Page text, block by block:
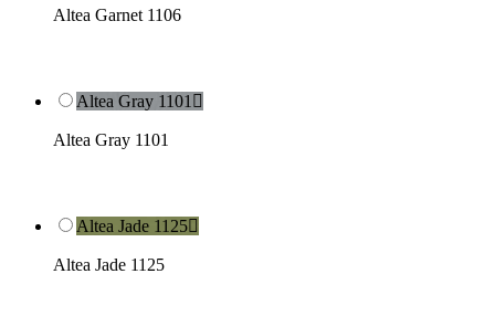
Altea Garnet 1106
Altea Gray 1101 
Altea Gray 1101
Altea Jade 1125
Altea Jade 1125